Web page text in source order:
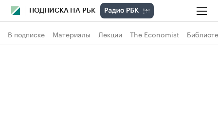
ПОДПИСКА НА РБК
В подписке Материалы Лекции The Economist